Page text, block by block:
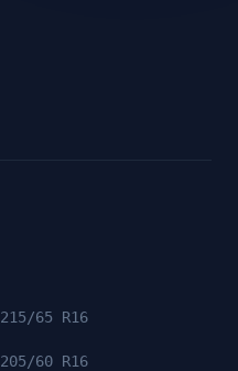
215/65 R16
205/60 R16